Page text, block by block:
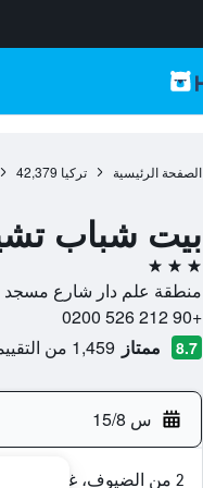
الصفحة الرئيسية تركيا 42,379
بيت شباب
3 نجوم
منطقة علم دار شارع مسجد السلطانة زينب رقم 21,
+90 212 526 0200
8.7 ممتاز 1,459 من التقييمات تم التحقق منها
س 15/8
2 من الضيوف، غرفة واحدة